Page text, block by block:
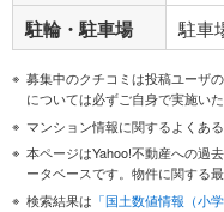
駐輪・駐車場 駐車
募集中のクチコミは投稿ユーザ
については必ずご自身で実施い
マンション情報に関するよくあ
本ページはYahoo!不動産への過
ータベースです。物件に関する
検索結果は 「国土数値情報（小